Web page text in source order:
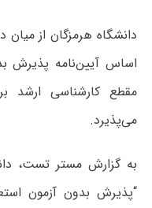
دانشگاه هرمزگان از
اساس آیین‌نامه پذیرش
می‌پذیرد.
به گزارش مستر تست،
“پذیرش بدون آزمون